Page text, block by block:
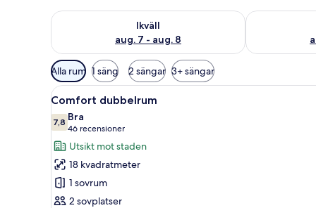
Ikväll
aug. 7 - aug. 8
Kontrollera tillgängligheten för ikväll aug. 7 - aug. 8
Kontrollera
Tillgängliga
filter
för
rum
Alla rum 1 säng 2 sängar 3+ sängar
Öppna
alla
foton
för
Comfort
dubbelrum
Ett hotellrum med en snyggt
6
Comfort dubbelrum
7,87,8 av 10
Bra
46 recensioner
(46 recensioner)
Utsikt mot staden
18 kvadratmeter
1 sovrum
2 sovplatser